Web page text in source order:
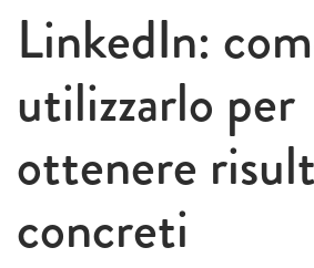
LinkedIn:
utilizzarlo per
ottenere
concreti